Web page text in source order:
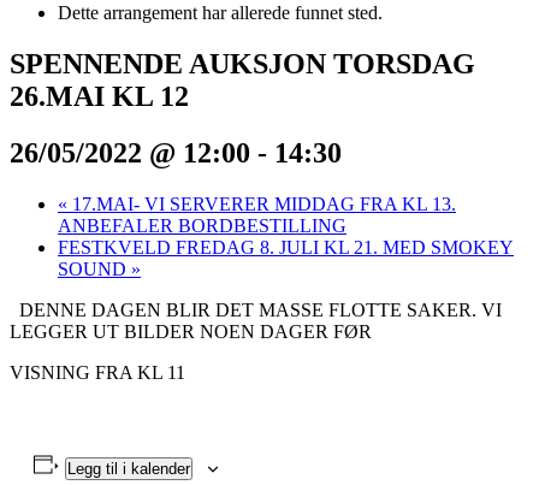
Dette arrangement har allerede funnet sted.
SPENNENDE AUKSJON TORSDAG
26.MAI KL 12
26/05/2022 @ 12:00 - 14:30
« 17.MAI- VI SERVERER MIDDAG FRA KL 13.
ANBEFALER BORDBESTILLING
FESTKVELD FREDAG 8. JULI KL 21. MED SMOKEY
SOUND »
DENNE DAGEN BLIR DET MASSE FLOTTE SAKER. VI
LEGGER UT BILDER NOEN DAGER FØR
VISNING FRA KL 11
Legg til i kalender